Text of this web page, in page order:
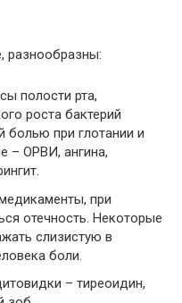
полости рта,
роста бактерий
при глотании и
– ОРВИ, ангина,
при
отечность. Некоторые
слизистую в
боли.
– тиреоидин,